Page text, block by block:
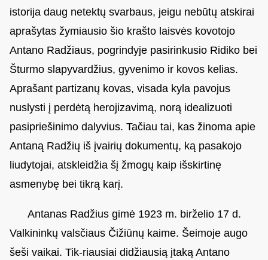
istorija daug netektų svarbaus, jeigu nebūtų atskirai
aprašytas žymiausio šio krašto laisvės kovotojo
Antano Radžiaus, pogrindyje pasirinkusio Ridiko bei
Šturmo slapyvardžius, gyvenimo ir kovos kelias.
Aprašant partizanų kovas, visada kyla pavojus
nuslysti į perdėtą herojizavimą, norą idealizuoti
pasipriešinimo dalyvius. Tačiau tai, kas žinoma apie
Antaną Radžių iš įvairių dokumentų, ką pasakojo
liudytojai, atskleidžia šį žmogų kaip išskirtinę
asmenybę bei tikrą karį.
Antanas Radžius gimė 1923 m. birželio 17 d.
Valkininkų valsčiaus Čižiūnų kaime. Šeimoje augo
šeši vaikai. Tik-riausiai didžiausią įtaką Antano